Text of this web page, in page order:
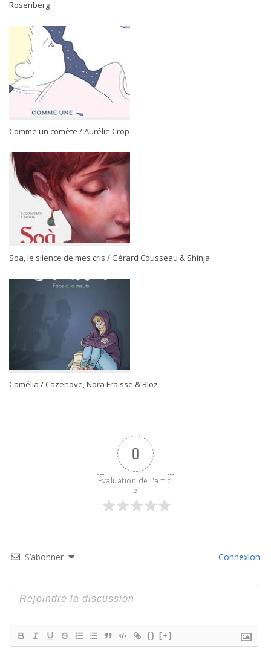
Rosenberg
Comme un comète / Aurélie Crop
Soa, le silence de mes cris / Gérard Cousseau & Shinja
Camélia / Cazenove, Nora Fraisse & Bloz
0
Évaluation de l'articl
e
S’abonner Connexion
{} [+]